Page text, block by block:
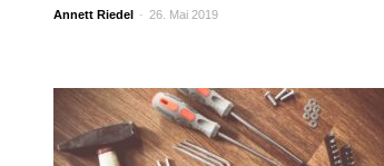
Annett Riedel - 26. Mai 2019